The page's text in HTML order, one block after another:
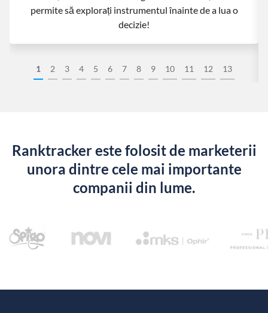
1 2 3 4 5 6 7 8 9 10 11 12 13
permite să explorați instrumentul înainte de a lua o
decizie!
Ranktracker este folosit de marketerii
unora dintre cele mai importante
companii din lume.